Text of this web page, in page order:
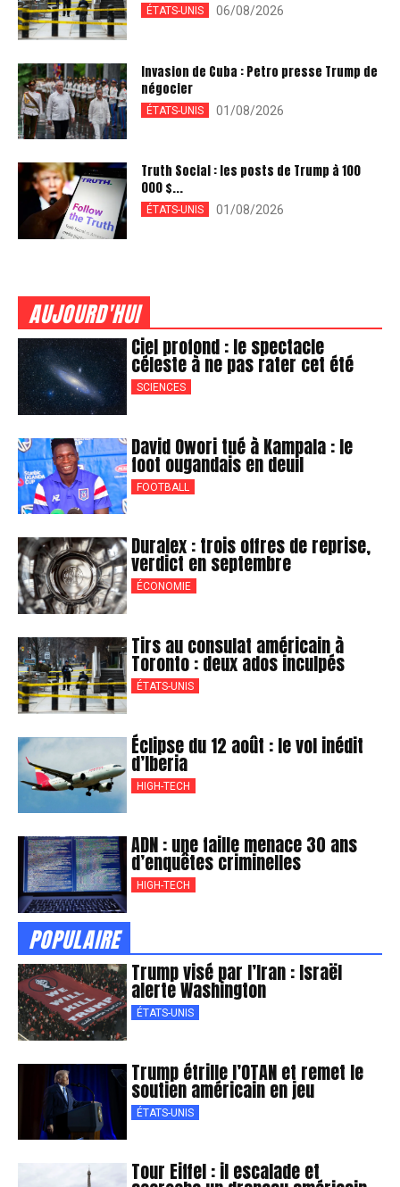
ÉTATS-UNIS 06/08/2026
Invasion de Cuba : Petro presse Trump de
négocier
ÉTATS-UNIS 01/08/2026
Truth Social : les posts de Trump à 100
000 $...
ÉTATS-UNIS 01/08/2026
AUJOURD'HUI
Ciel profond : le spectacle
céleste à ne pas rater cet été
SCIENCES
David Owori tué à Kampala : le
foot ougandais en deuil
FOOTBALL
Duralex : trois offres de reprise,
verdict en septembre
ÉCONOMIE
Tirs au consulat américain à
Toronto : deux ados inculpés
ÉTATS-UNIS
Éclipse du 12 août : le vol inédit
d’Iberia
HIGH-TECH
ADN : une faille menace 30 ans
d’enquêtes criminelles
HIGH-TECH
POPULAIRE
Trump visé par l’Iran : Israël
alerte Washington
ÉTATS-UNIS
Trump étrille l’OTAN et remet le
soutien américain en jeu
ÉTATS-UNIS
Tour Eiffel : il escalade et